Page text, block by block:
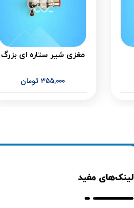
مغزی شیر ستاره ای بزرگ
355,000 تومان
لینک‌های مفید